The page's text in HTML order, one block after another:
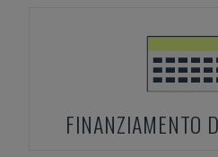
FINANZIAMENTO